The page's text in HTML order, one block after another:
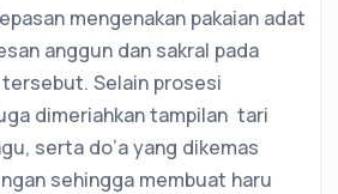
mengenakan pakaian adat
anggun dan sakral pada
Selain prosesi
dimeriahkan tampilan tari
serta do’a yang dikemas
sehingga membuat haru